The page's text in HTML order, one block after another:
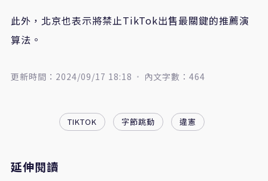
此外，北京也表示將禁止TikTok出售最關鍵的推薦演
算法。
更新時間：2024/09/17 18:18 內文字數：464
TIKTOK 字節跳動 違憲
延伸閱讀